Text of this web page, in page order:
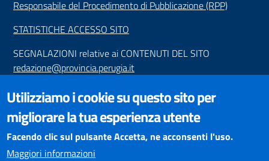
Responsabile del Procedimento di Pubblicazione (RPP)
STATISTICHE ACCESSO SITO
SEGNALAZIONI relative ai CONTENUTI DEL SITO
redazione@provincia.perugia.it
VISUALIZZAZIONE CONTENUTI
Il sito internet della Provincia di Perugia è ottimizzato per
essere visualizzato dai principali browser aggiornati. L'uso di
browser non aggiornati può creare problemi di visualizzazione
dei contenuti.
Utilizziamo i cookie su questo sito per
migliorare la tua esperienza utente
Facendo clic sul pulsante Accetta, ne acconsenti l'uso.
Maggiori informazioni